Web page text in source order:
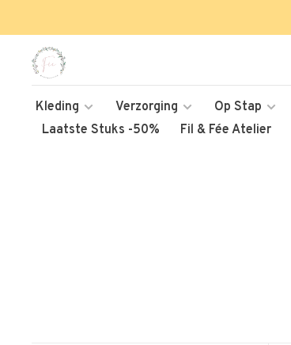
Kleding Verzorging Op Stap
Laatste Stuks -50%
Fil & Fée Atelier